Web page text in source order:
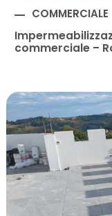
COMMERCIALE
commerciale –